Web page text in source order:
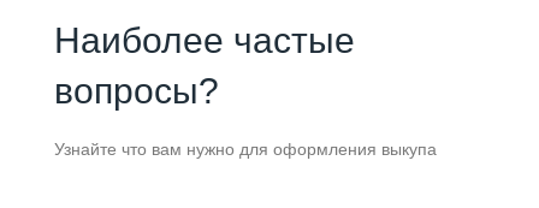
Наиболее частые
вопросы?
Узнайте что вам нужно для оформления выкупа